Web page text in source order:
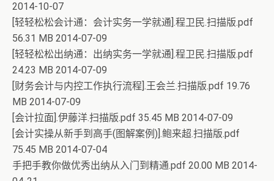
2014-10-07
[轻轻松松会计通：会计实务一学就通].程卫民.扫描版.pdf
56.31 MB 2014-07-09
[轻轻松松出纳通：出纳实务一学就通].程卫民.扫描版.pdf
24.23 MB 2014-07-09
[财务会计与内控工作执行流程].王会兰.扫描版.pdf 19.76
MB 2014-07-09
[会计拉面].伊藤洋.扫描版.pdf 35.45 MB 2014-07-09
[会计实操从新手到高手(图解案例)].鲍来超.扫描版.pdf
75.45 MB 2014-07-04
手把手教你做优秀出纳从入门到精通.pdf 20.00 MB 2014-